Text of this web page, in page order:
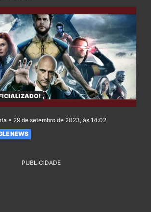
• 29 de setembro de 2023, às 14:02
NEWS
PUBLICIDADE